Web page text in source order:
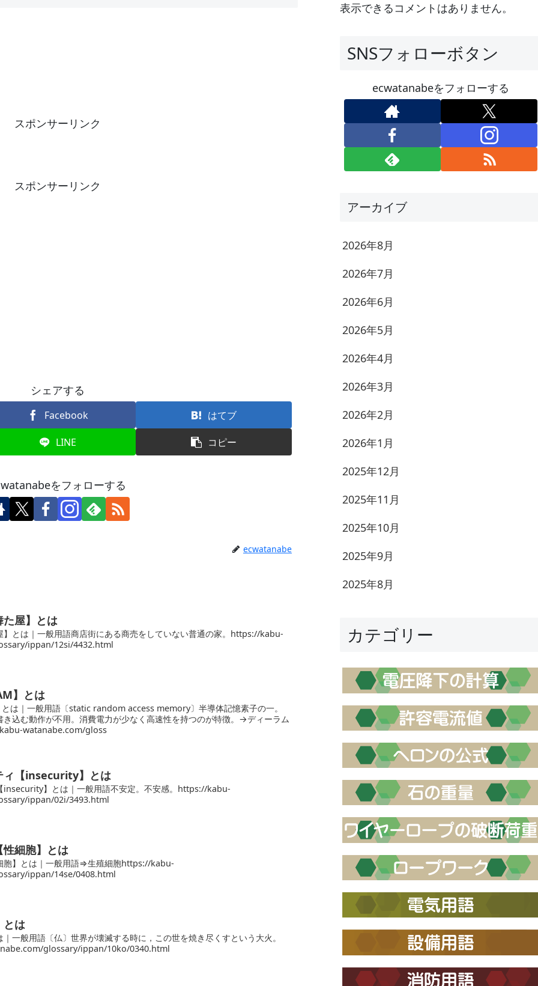
スポンサーリンク
スポンサーリンク
シェアする
Facebook はてブ
LINE コピー
をフォローする
ecwatanabe
た屋】とは
】とは｜一般用語商店街にある商売をしていない普通の家。https://kabu-
ippan/12si/4432.html
】とは
とは｜一般用語〔static random access memory〕半導体記憶素子の一。
き込む動作が不用。消費電力が少なく高速性を持つのが特徴。→ディーラム
watanabe.com/gloss
ィ【insecurity】とは
insecurity】とは｜一般用語不安定。不安感。https://kabu-
ippan/02i/3493.html
細胞】とは
胞】とは｜一般用語⇒生殖細胞https://kabu-
ippan/14se/0408.html
とは
一般用語〔仏〕世界が壊滅する時に，この世を焼き尽くすという大火。
glossary/ippan/10ko/0340.html
表示できるコメントはありません。
SNSフォローボタン
ecwatanabeをフォローする
アーカイブ
2026年8月
2026年7月
2026年6月
2026年5月
2026年4月
2026年3月
2026年2月
2026年1月
2025年12月
2025年11月
2025年10月
2025年9月
2025年8月
カテゴリー